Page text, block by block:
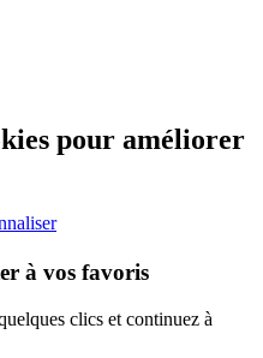
pour améliorer
à vos favoris
clics et continuez à